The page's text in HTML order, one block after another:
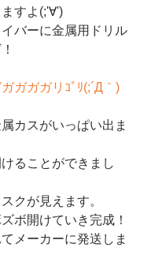
すよ(;'∀')
バーに金属用ドリル
ガガガリｺﾞﾘ(;´Д｀)
カスがいっぱい出ま
ることができまし
クが見えます。
ボ開けていき完成！
メーカーに発送しま